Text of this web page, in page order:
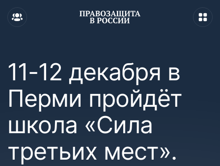
11-12 декабря в
Перми пройдёт
школа «Сила
третьих мест».